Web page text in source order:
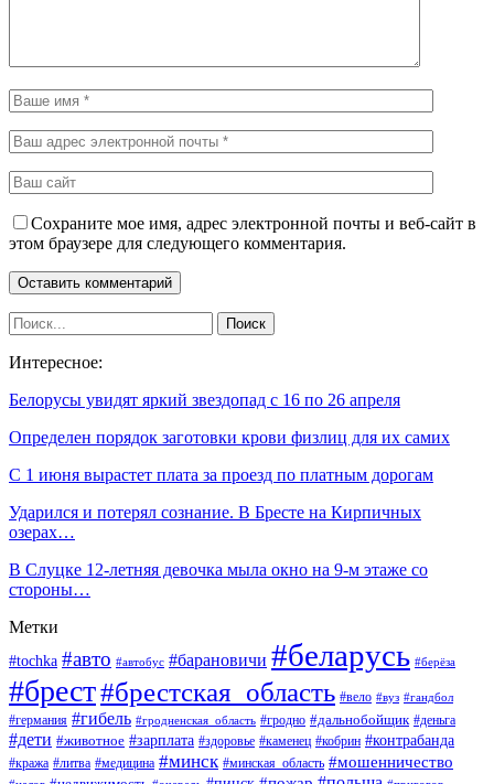
Сохраните мое имя, адрес электронной почты и веб-сайт в
этом браузере для следующего комментария.
Интересное:
Белорусы увидят яркий звездопад с 16 по 26 апреля
Определен порядок заготовки крови физлиц для их самих
С 1 июня вырастет плата за проезд по платным дорогам
Ударился и потерял сознание. В Бресте на Кирпичных
озерах…
В Слуцке 12-летняя девочка мыла окно на 9-м этаже со
стороны…
Метки
#tochka #авто #автобус #барановичи #беларусь #берёза
#брест#брестская_область #вело #вуз #гандбол
#германия #гибель #гродненская_область #гродно #дальнобойщик #деньга
#дети #животное #зарплата #здоровье #каменец #кобрин #контрабанда
#кража #литва #медицина #минск #минская_область #мошенничество